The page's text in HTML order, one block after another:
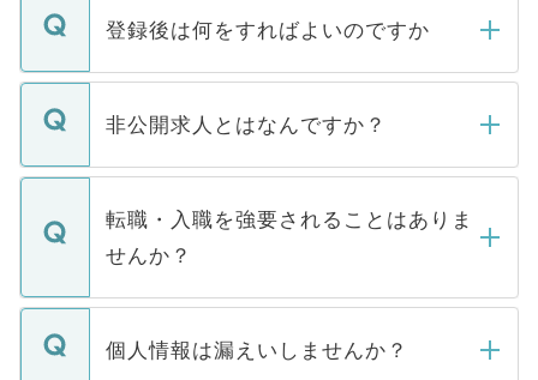
登録後は何をすればよいのですか
ご登録いただきましたら、弊社担当者がご
登録内容を確認し、その後メールもしくは
ます。通常、5営業日以内にはご連絡をせて
いただきますので、しばらくお待ちくださ
非公開求人とはなんですか？
マイナビDOCTORで取り扱っている求人の
うち約3割は、Webサイトからご覧いただ
けない「非公開求人」です。非公開求人は
下記の理由によって、一般には公開してい
ません。
■応募殺到を避けるため 人気のある医療機
転職・入職を強要されることはありま
せんか？
転職・入職を強要することは一切ありませ
ん。また、仮に応募先から内定をいただい
個人情報は漏えいしませんか？